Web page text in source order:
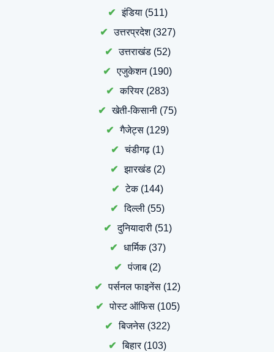
इंडिया(511)
उत्तरप्रदेश(327)
उत्तराखंड(52)
एजुकेशन(190)
करियर(283)
खेती-किसानी (75)
गैजेट्स (129)
चंडीगढ़ (1)
झारखंड(2)
टेक(144)
दिल्ली (55)
दुनियादारी(51)
धार्मिक(37)
पंजाब (2)
पर्सनल फाइनेंस (12)
पोस्ट ऑफिस(105)
बिजनेस (322)
बिहार(103)